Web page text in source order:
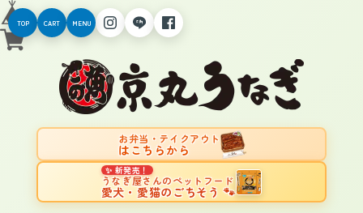
TOP CART MENU
お弁当・テイクアウト
はこちらから
✨ 新発売！
うなぎ屋さんのペットフード
愛犬・愛猫のごちそう 🐾